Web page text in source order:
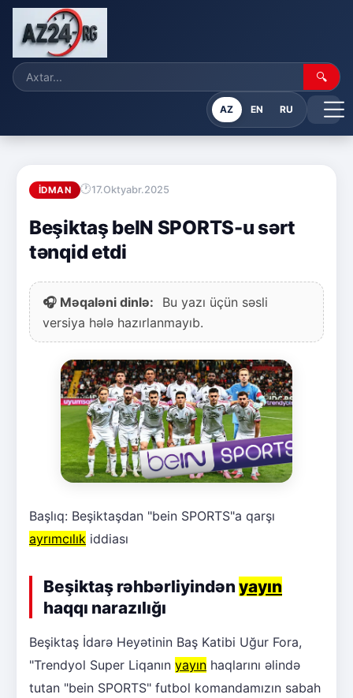
🔍
AZ EN RU
İDMAN 17.Oktyabr.2025
Beşiktaş beIN SPORTS-u sərt
tənqid etdi
🎧 Məqaləni dinlə:
Bu yazı üçün səsli
versiya hələ hazırlanmayıb.
Başlıq: Beşiktaşdan "bein SPORTS"a qarşı
ayrımcılık iddiası
Beşiktaş rəhbərliyindən yayın
haqqı narazılığı
Beşiktaş İdarə Heyətinin Baş Katibi Uğur Fora,
"Trendyol Super Liqanın yayın haqlarını əlində
tutan "bein SPORTS" futbol komandamızın sabah